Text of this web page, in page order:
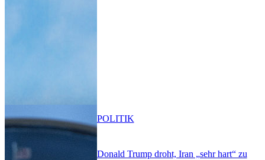
Donald Trump droht, Iran „sehr hart“ zu
POLITIK